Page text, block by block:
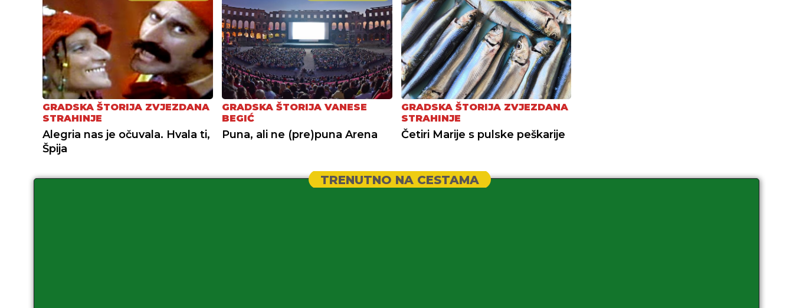
GRADSKA ŠTORIJA ZVJEZDANA
STRAHINJE
Alegria nas je očuvala. Hvala ti,
Špija
GRADSKA ŠTORIJA VANESE
BEGIĆ
Puna, ali ne (pre)puna Arena
GRADSKA ŠTORIJA ZVJEZDANA
STRAHINJE
Četiri Marije s pulske peškarije
TRENUTNO NA CESTAMA